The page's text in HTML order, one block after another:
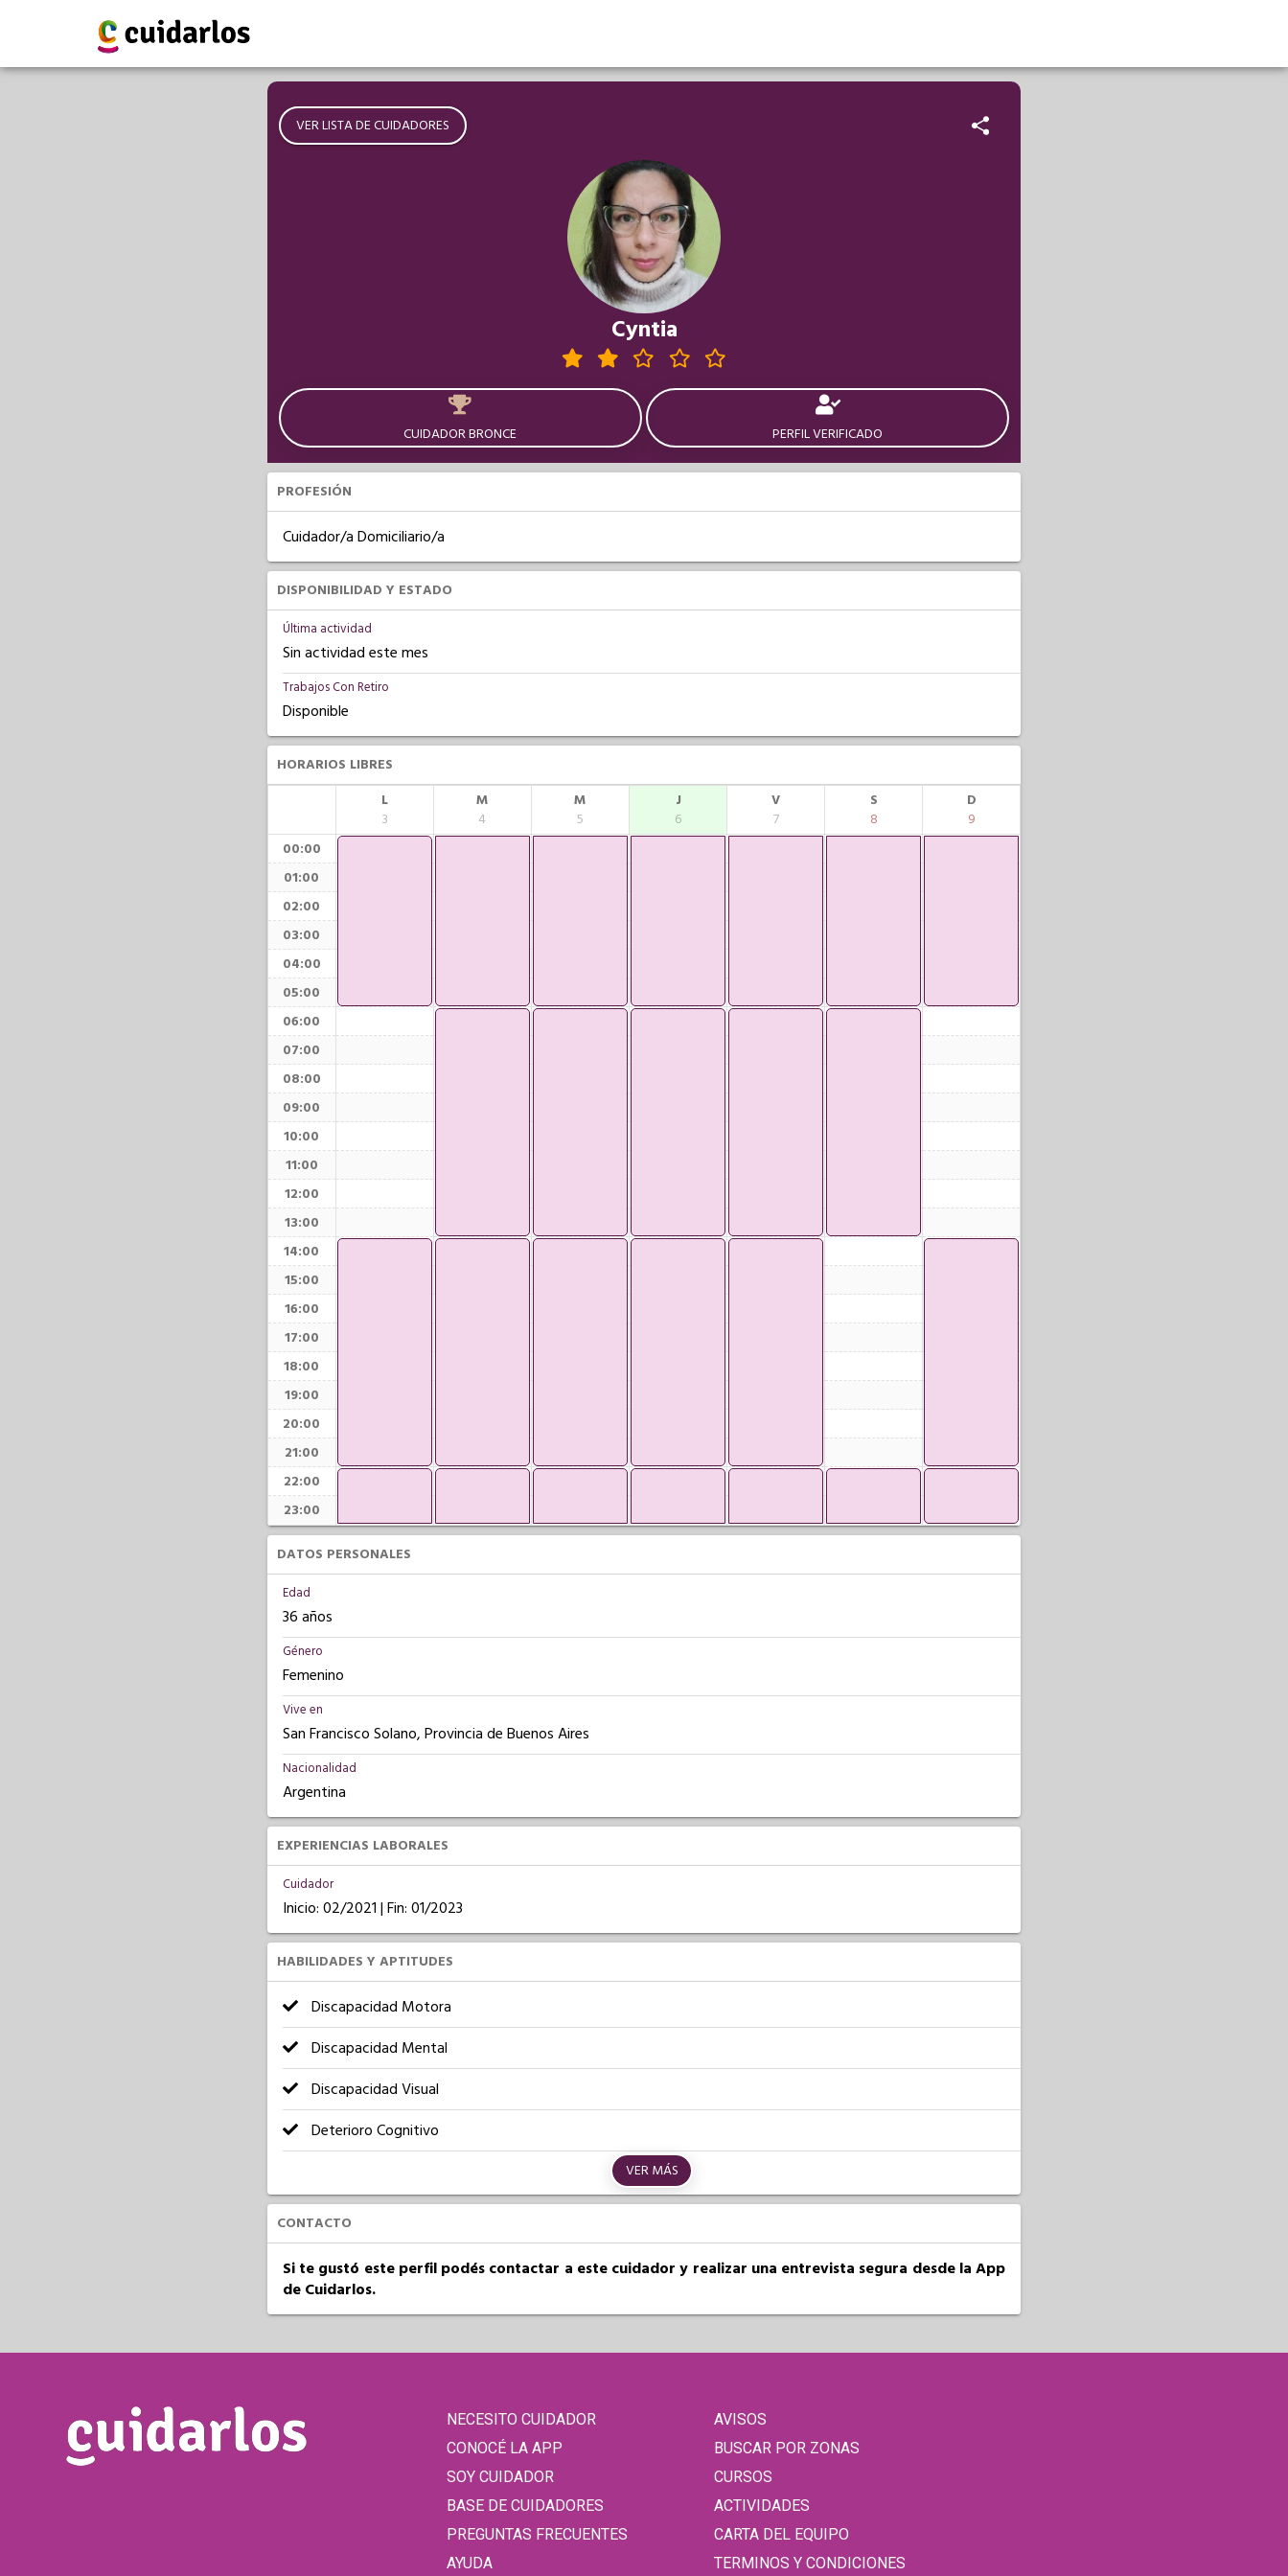
VER LISTA DE CUIDADORES
Cyntia
CUIDADOR BRONCE PERFIL VERIFICADO
PROFESIÓN
Cuidador/a Domiciliario/a
DISPONIBILIDAD Y ESTADO
Última actividad
Sin actividad este mes
Trabajos Con Retiro
Disponible
HORARIOS LIBRES
L
3
M
4
M
5
J
6
V
7
S
8
D
9
00:00
01:00
02:00
03:00
04:00
05:00
06:00
07:00
08:00
09:00
10:00
11:00
12:00
13:00
14:00
15:00
16:00
17:00
18:00
19:00
20:00
21:00
22:00
23:00
DATOS PERSONALES
Edad
36 años
Género
Femenino
Vive en
San Francisco Solano, Provincia de Buenos Aires
Nacionalidad
Argentina
EXPERIENCIAS LABORALES
Cuidador
Inicio: 02/2021 | Fin: 01/2023
HABILIDADES Y APTITUDES
Discapacidad Motora
Discapacidad Mental
Discapacidad Visual
Deterioro Cognitivo
VER MÁS
CONTACTO
Si te gustó este perfil podés contactar a este cuidador y realizar una entrevista segura desde la App
de Cuidarlos.
NECESITO CUIDADOR
CONOCÉ LA APP
SOY CUIDADOR
BASE DE CUIDADORES
PREGUNTAS FRECUENTES
AYUDA
AVISOS
BUSCAR POR ZONAS
CURSOS
ACTIVIDADES
CARTA DEL EQUIPO
TERMINOS Y CONDICIONES